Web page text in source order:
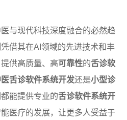
与现代科技深度融合的必然趋
凭借其在AI领域的先进技术和丰
供高质量、高可靠性的舌诊软
舌诊软件系统开发还是小型诊
能提供专业的舌诊软件系统开
医疗的发展，让更多人受益于